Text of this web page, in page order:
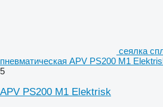
сеялка
пневматическая APV PS200 M1
5
APV PS200 M1 Elektrisk